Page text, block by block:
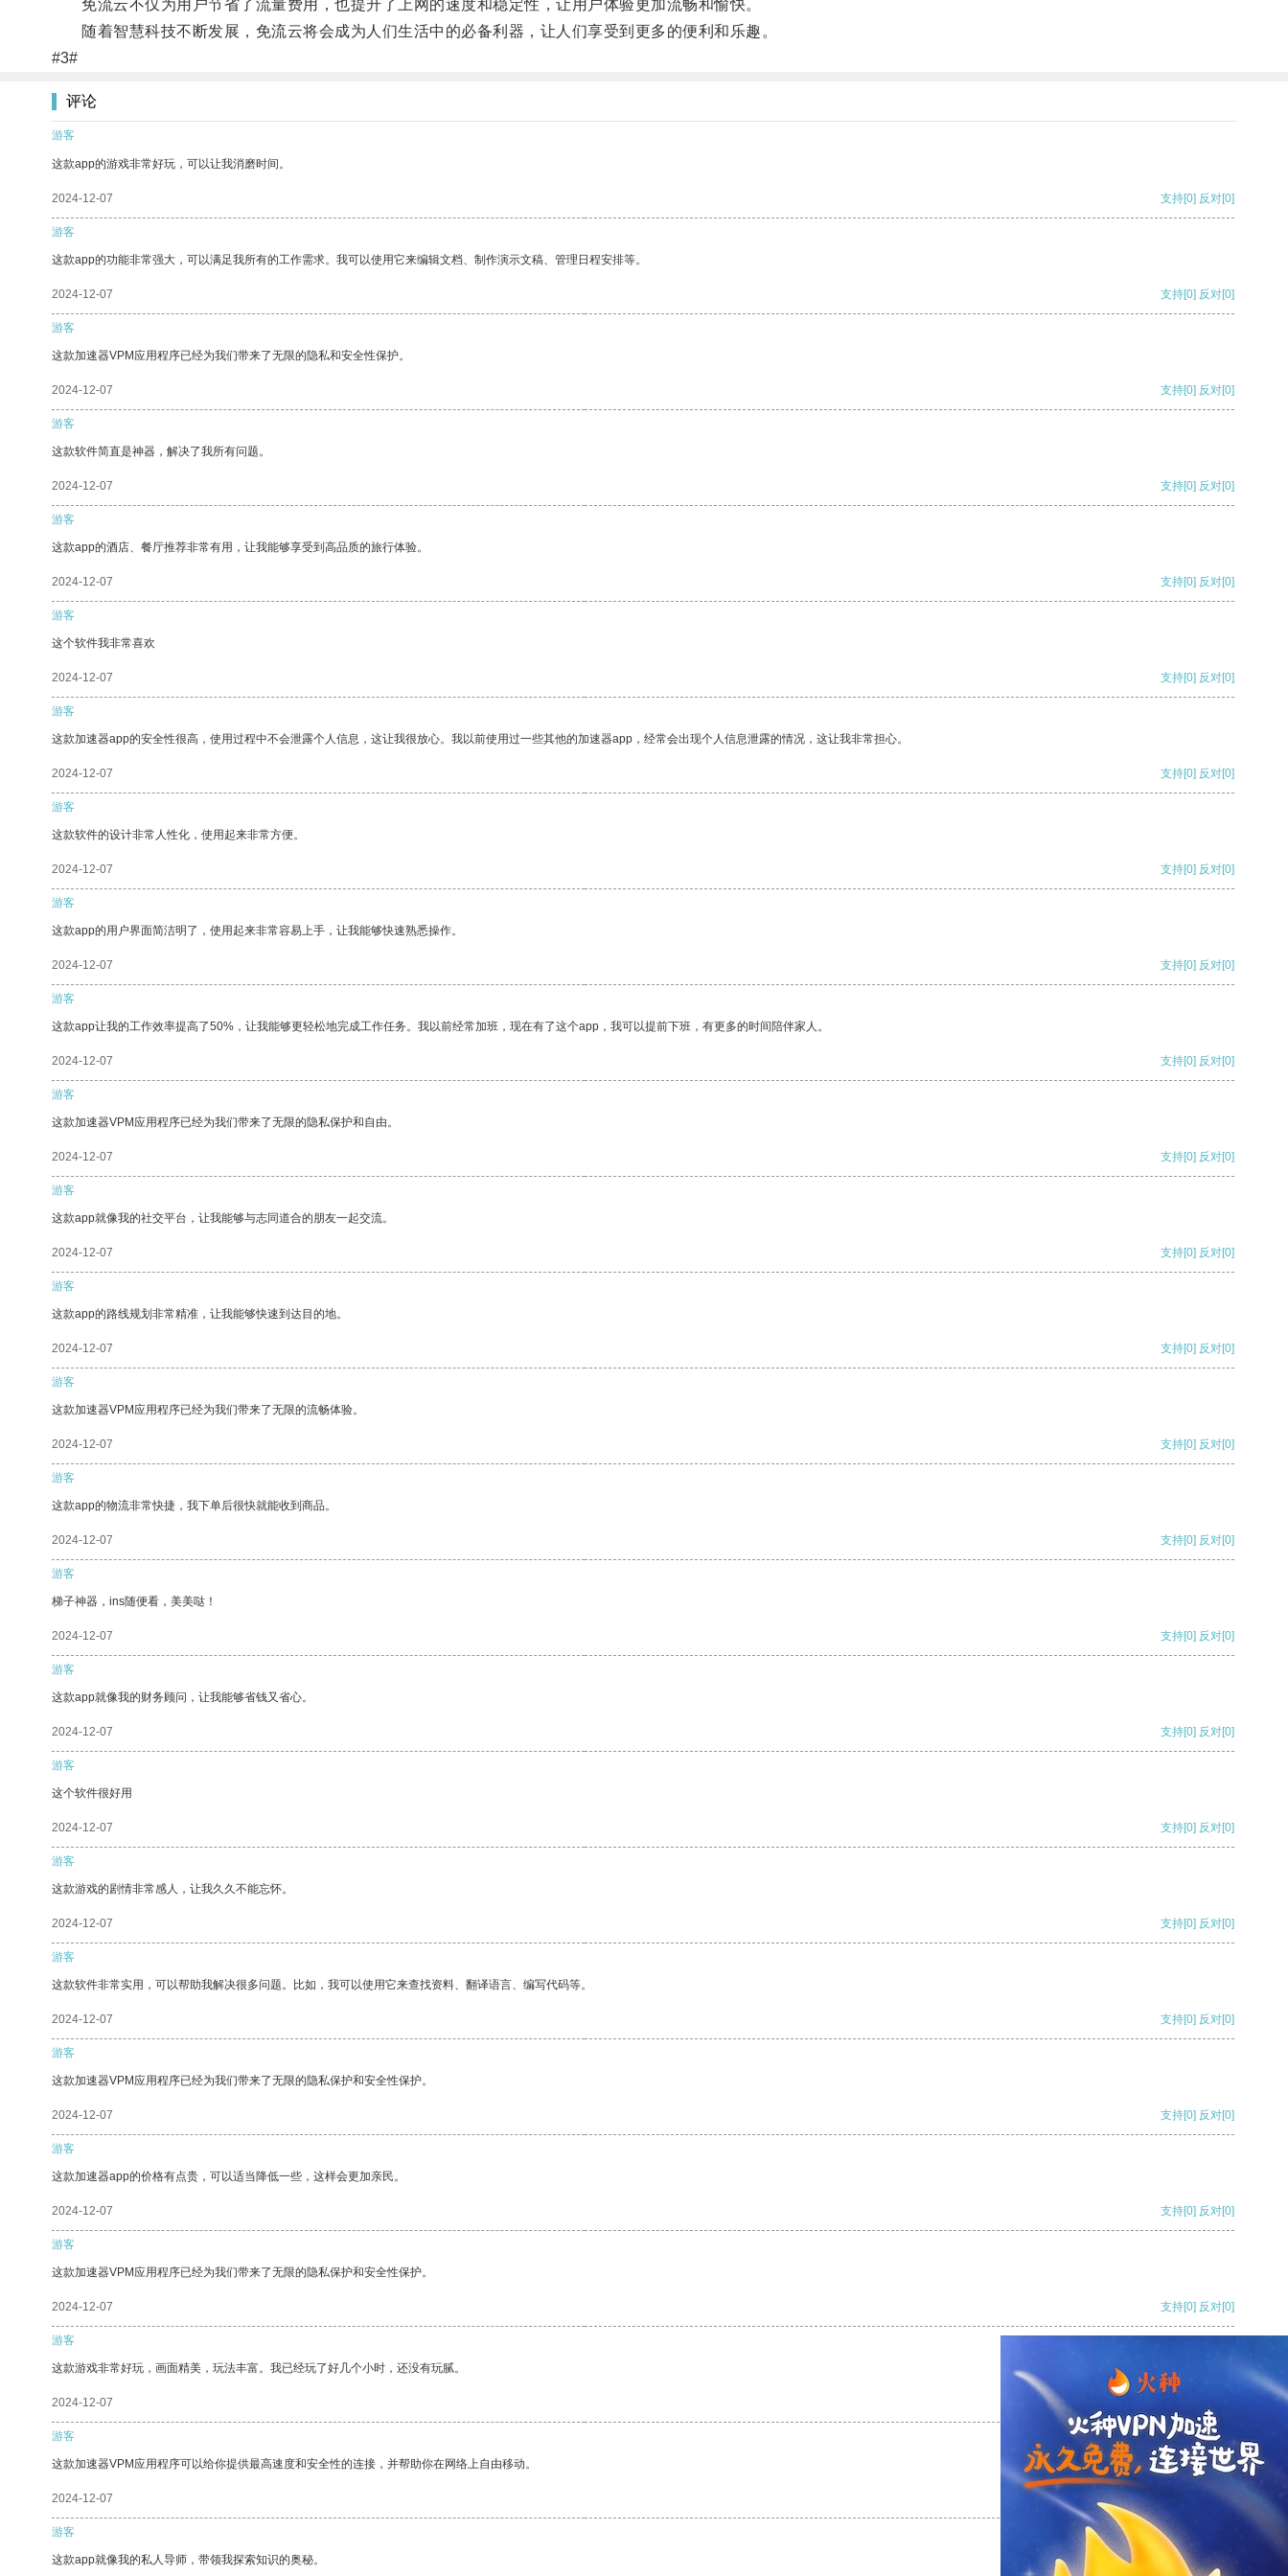
免流云不仅为用户节省了流量费用，也提升了上网的速度和稳定性，让用户体验更加流畅和愉快。
随着智慧科技不断发展，免流云将会成为人们生活中的必备利器，让人们享受到更多的便利和乐趣。
#3#
评论
游客
这款app的游戏非常好玩，可以让我消磨时间。
2024-12-07 支持[0] 反对[0]
游客
这款app的功能非常强大，可以满足我所有的工作需求。我可以使用它来编辑文档、制作演示文稿、管理日程安排等。
2024-12-07 支持[0] 反对[0]
游客
这款加速器VPM应用程序已经为我们带来了无限的隐私和安全性保护。
2024-12-07 支持[0] 反对[0]
游客
这款软件简直是神器，解决了我所有问题。
2024-12-07 支持[0] 反对[0]
游客
这款app的酒店、餐厅推荐非常有用，让我能够享受到高品质的旅行体验。
2024-12-07 支持[0] 反对[0]
游客
这个软件我非常喜欢
2024-12-07 支持[0] 反对[0]
游客
这款加速器app的安全性很高，使用过程中不会泄露个人信息，这让我很放心。我以前使用过一些其他的加速器app，经常会出现个人信息泄露的情况，这让我非常担心。
2024-12-07 支持[0] 反对[0]
游客
这款软件的设计非常人性化，使用起来非常方便。
2024-12-07 支持[0] 反对[0]
游客
这款app的用户界面简洁明了，使用起来非常容易上手，让我能够快速熟悉操作。
2024-12-07 支持[0] 反对[0]
游客
这款app让我的工作效率提高了50%，让我能够更轻松地完成工作任务。我以前经常加班，现在有了这个app，我可以提前下班，有更多的时间陪伴家人。
2024-12-07 支持[0] 反对[0]
游客
这款加速器VPM应用程序已经为我们带来了无限的隐私保护和自由。
2024-12-07 支持[0] 反对[0]
游客
这款app就像我的社交平台，让我能够与志同道合的朋友一起交流。
2024-12-07 支持[0] 反对[0]
游客
这款app的路线规划非常精准，让我能够快速到达目的地。
2024-12-07 支持[0] 反对[0]
游客
这款加速器VPM应用程序已经为我们带来了无限的流畅体验。
2024-12-07 支持[0] 反对[0]
游客
这款app的物流非常快捷，我下单后很快就能收到商品。
2024-12-07 支持[0] 反对[0]
游客
梯子神器，ins随便看，美美哒！
2024-12-07 支持[0] 反对[0]
游客
这款app就像我的财务顾问，让我能够省钱又省心。
2024-12-07 支持[0] 反对[0]
游客
这个软件很好用
2024-12-07 支持[0] 反对[0]
游客
这款游戏的剧情非常感人，让我久久不能忘怀。
2024-12-07 支持[0] 反对[0]
游客
这款软件非常实用，可以帮助我解决很多问题。比如，我可以使用它来查找资料、翻译语言、编写代码等。
2024-12-07 支持[0] 反对[0]
游客
这款加速器VPM应用程序已经为我们带来了无限的隐私保护和安全性保护。
2024-12-07 支持[0] 反对[0]
游客
这款加速器app的价格有点贵，可以适当降低一些，这样会更加亲民。
2024-12-07 支持[0] 反对[0]
游客
这款加速器VPM应用程序已经为我们带来了无限的隐私保护和安全性保护。
2024-12-07 支持[0] 反对[0]
游客
这款游戏非常好玩，画面精美，玩法丰富。我已经玩了好几个小时，还没有玩腻。
2024-12-07
游客
这款加速器VPM应用程序可以给你提供最高速度和安全性的连接，并帮助你在网络上自由移动。
2024-12-07 反对
游客
这款app就像我的私人导师，带领我探索知识的奥秘。